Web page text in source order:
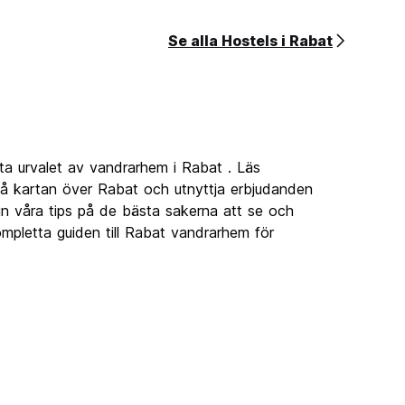
Se alla Hostels i Rabat
urvalet av vandrarhem i Rabat . Läs
kartan över Rabat och utnyttja erbjudanden
våra tips på de bästa sakerna att se och
guiden till Rabat vandrarhem för